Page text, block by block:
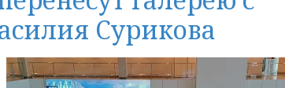
Сурикова